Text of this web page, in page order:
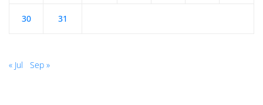
30 31
« Jul Sep »